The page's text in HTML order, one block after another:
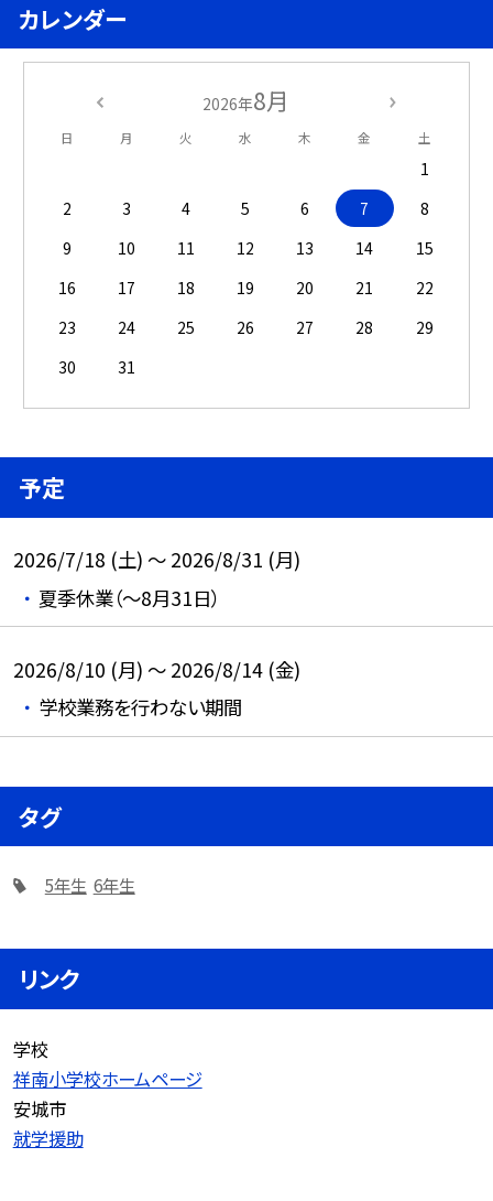
カレンダー
2026年8月
日 月 火 水 木 金 土
1
2
3 4 5 6 7
8
9
10 11 12 13 14
15
16
17 18 19 20 21
22
23
24 25 26 27 28
29
30
31
予定
2026/7/18 (土) ～ 2026/8/31 (月)
夏季休業（～8月31日）
2026/8/10 (月) ～ 2026/8/14 (金)
学校業務を行わない期間
タグ
5年生 6年生
リンク
学校
祥南小学校ホームページ
安城市
就学援助